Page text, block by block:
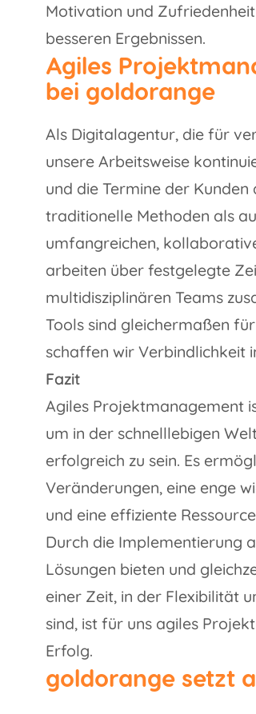
Motivation und
besseren Ergebnissen.
Agiles
bei goldorange
Als Digitalagentur, die für
unsere Arbeitsweise
und die Termine der
traditionelle Methoden als
umfangreichen,
arbeiten über festgelegte
multidisziplinären Teams
Tools sind gleichermaßen
schaffen wir Verbindlichkeit
Fazit
Agiles Projektmanagement
um in der schnelllebigen
erfolgreich zu sein. Es
Veränderungen, eine enge
und eine effiziente
Durch die Implementierung
Lösungen bieten und
einer Zeit, in der Flexibilität
sind, ist für uns agiles
Erfolg.
goldorange setzt